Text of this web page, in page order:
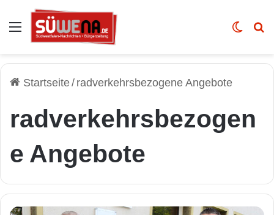
Auswahl Skin
Startseite/ radverkehrsbezogene Angebote
radverkehrsbezogen
e Angebote